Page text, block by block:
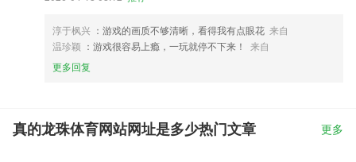
淳于枫兴 ：游戏的画质不够清晰，看得我有点眼花 来自
温珍颖 ：游戏很容易上瘾，一玩就停不下来！
来自
更多回复
真的龙珠体育网站网址是多少热门文章 更多